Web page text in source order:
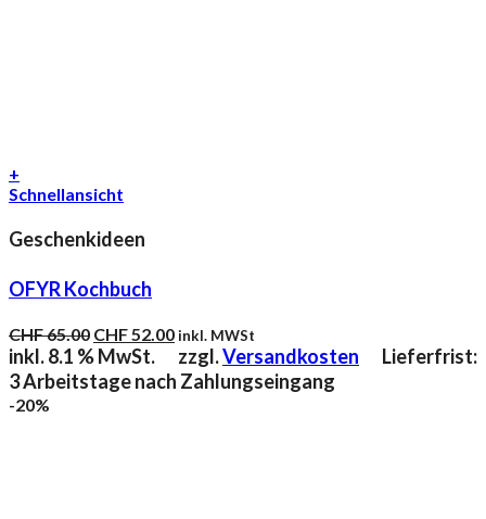
+
Schnellansicht
Geschenkideen
OFYR Kochbuch
CHF65.00 Ursprünglicher
Preis
war:
CHF 65.00
CHF 52.00Aktueller
Preis
ist:
CHF 52.00.
inkl. MWSt
inkl. 8.1 % MwSt. zzgl.Versandkosten
Lieferfrist:
3 Arbeitstage nach Zahlungseingang
-20%